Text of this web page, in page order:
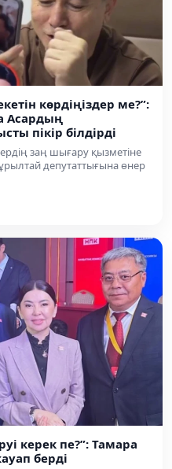
көрдіңіздер ме?”:
Асардың
пікір білдірді
заң шығару қызметіне
депутаттығына өнер
керек пе?”: Тамара
берді